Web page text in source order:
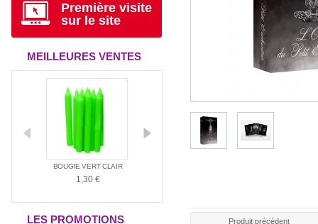
Première visite
sur le site
MEILLEURES VENTES
BOUGIE VERT CLAIR
1,30 €
LES PROMOTIONS Produit précédent